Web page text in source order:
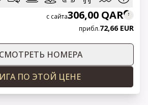
с сайта306,00 QAR
прибл.72,66 EUR
НОМЕРА
ПО ЭТОЙ ЦЕНЕ